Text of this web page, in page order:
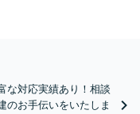
な対応実績あり！相談
のお手伝いをいたしま